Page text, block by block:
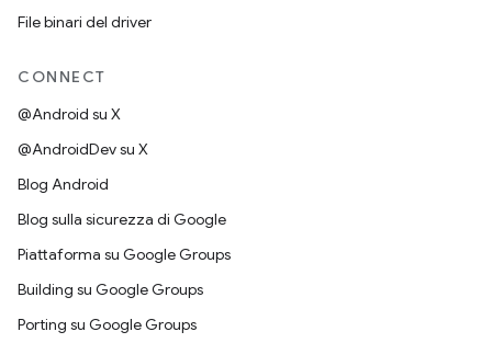
File binari del driver
CONNECT
@Android su X
@AndroidDev su X
Blog Android
Blog sulla sicurezza di Google
Piattaforma su Google Groups
Building su Google Groups
Porting su Google Groups